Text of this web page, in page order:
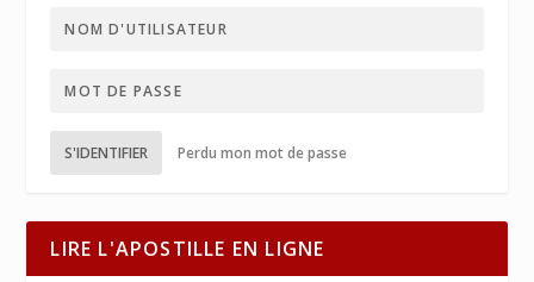
S'IDENTIFIER Perdu mon mot de passe
LIRE L'APOSTILLE EN LIGNE